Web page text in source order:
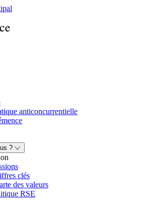
anticoncurrentielle
?
clés
des valeurs
RSE